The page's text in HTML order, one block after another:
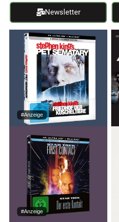
Newsletter
#Anzeige
#Anzeige